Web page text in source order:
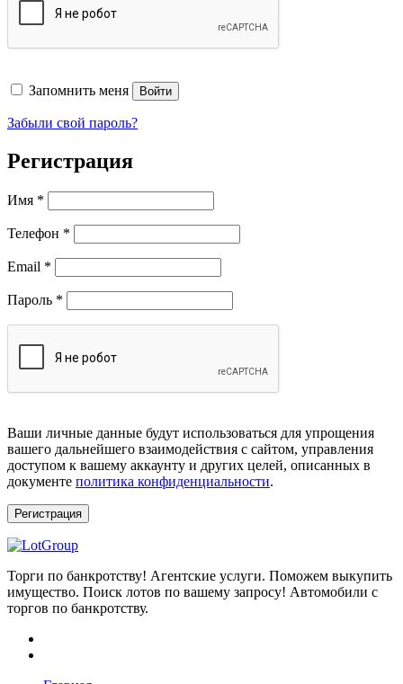
Запомнить меня Войти
Забыли свой пароль?
Регистрация
Имя *
Телефон *
Email *
Пароль *
Ваши личные данные будут использоваться для упрощения
вашего дальнейшего взаимодействия с сайтом, управления
доступом к вашему аккаунту и других целей, описанных в
документе политика конфиденциальности.
Регистрация
Торги по банкротству! Агентские услуги. Поможем выкупить
имущество. Поиск лотов по вашему запросу! Автомобили с
торгов по банкротству.